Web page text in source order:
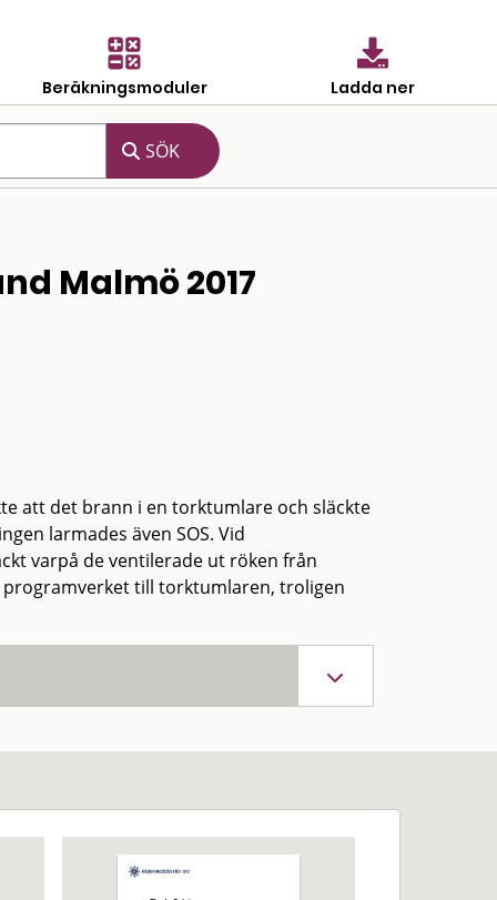
Beräkningsmoduler Ladda ner
Malmö 2017
att det brann i en torktumlare och släckte
larmades även SOS. Vid
varpå de ventilerade ut röken från
till torktumlaren, troligen